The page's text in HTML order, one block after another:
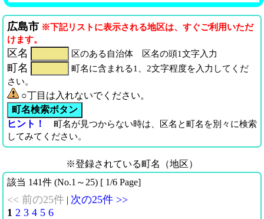
広島市 ※下記リストに表示される地区は、すぐご利用いただ
けます。
区名 区のある自治体 区名の頭1文字入力
町名
町名に含まれる1、2文字程度を入力してくだ
さい。
○丁目は入れないでください。
ヒント！
町名が見つからない時は、区名と町名を別々に検索
してみてください。
※登録されている町名（地区）
該当 141件 (No.1～25) [ 1/6 Page]
<< 前の25件 | 次の25件 >>
1 2 3 4 5 6